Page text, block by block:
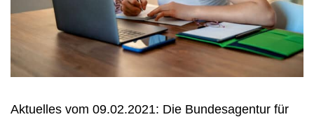
Aktuelles vom 09.02.2021: Die Bundesagentur für